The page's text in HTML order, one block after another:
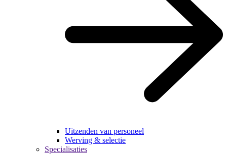
Uitzenden van personeel
Werving & selectie
Specialisaties